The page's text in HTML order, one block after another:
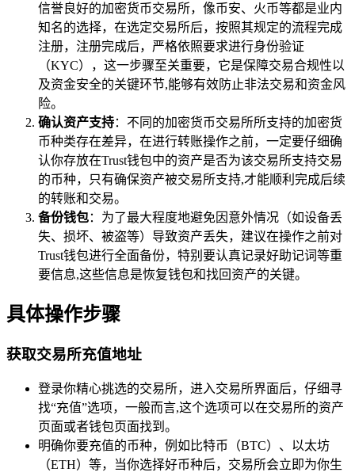
信誉良好的加密货币交易所，像币安、火币等都是业内
知名的选择，在选定交易所后，按照其规定的流程完成
注册，注册完成后，严格依照要求进行身份验证
（KYC），这一步骤至关重要，它是保障交易合规性以
及资金安全的关键环节,能够有效防止非法交易和资金风
险。
确认资产支持：不同的加密货币交易所所支持的加密货
币种类存在差异，在进行转账操作之前，一定要仔细确
认你存放在Trust钱包中的资产是否为该交易所支持交易
的币种，只有确保资产被交易所支持,才能顺利完成后续
的转账和交易。
备份钱包：为了最大程度地避免因意外情况（如设备丢
失、损坏、被盗等）导致资产丢失，建议在操作之前对
Trust钱包进行全面备份，特别要认真记录好助记词等重
要信息,这些信息是恢复钱包和找回资产的关键。
具体操作步骤
获取交易所充值地址
登录你精心挑选的交易所，进入交易所界面后，仔细寻
找“充值”选项，一般而言,这个选项可以在交易所的资产
页面或者钱包页面找到。
明确你要充值的币种，例如比特币（BTC）、以太坊
（ETH）等，当你选择好币种后，交易所会立即为你生